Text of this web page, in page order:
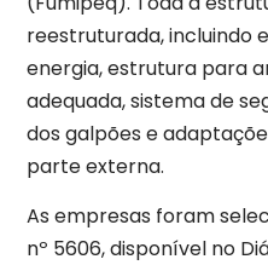
reestruturada, incluindo
energia, estrutura para
adequada, sistema de
dos galpões e
parte externa.
As empresas foram
nº 5606, disponível no